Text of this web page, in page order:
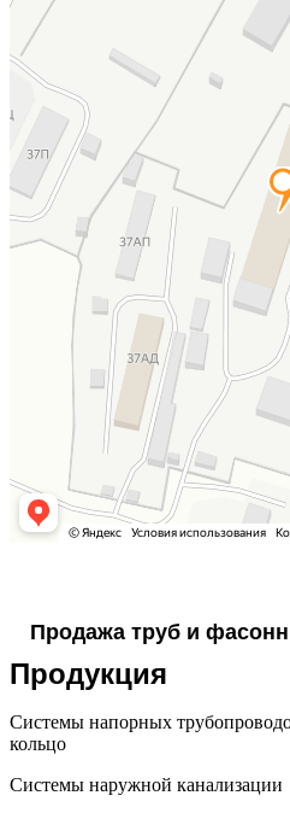
Продажа труб и
Продукция
Системы напорных
кольцо
Системы наружной канализации